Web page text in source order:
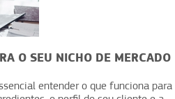
O SEU NICHO DE MERCADO
entender o que funciona para